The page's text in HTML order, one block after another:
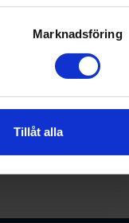
. Du kan ändra
från din
Marknadsföring
Tillåt alla